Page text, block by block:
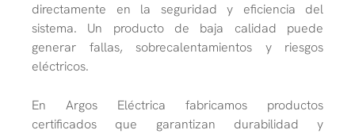
directamente en la seguridad y eficiencia del
sistema. Un producto de baja calidad puede
generar fallas, sobrecalentamientos y riesgos
eléctricos.
En Argos Eléctrica fabricamos productos
certificados que garantizan durabilidad y